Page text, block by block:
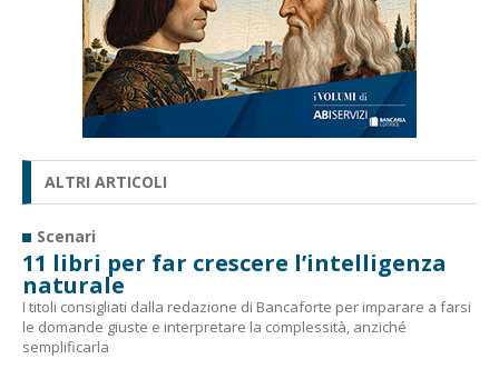
ALTRI ARTICOLI
Scenari
11 libri per far crescere l’intelligenza
naturale
I titoli consigliati dalla redazione di Bancaforte per imparare a farsi
le domande giuste e interpretare la complessità, anziché
semplificarla